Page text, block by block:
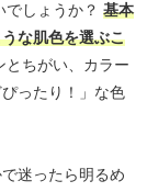
しょうか？ 基本
な肌色を選ぶこ
とちがい、カラー
ったり！」な色
迷ったら明るめ